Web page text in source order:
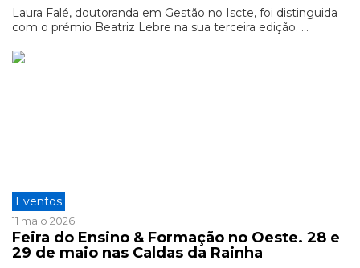
Laura Falé, doutoranda em Gestão no Iscte, foi distinguida
com o prémio Beatriz Lebre na sua terceira edição. ...
Eventos
11 maio 2026
Feira do Ensino & Formação no Oeste. 28 e
29 de maio nas Caldas da Rainha